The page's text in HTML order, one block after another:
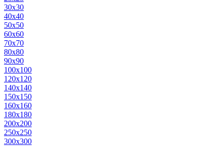
30х30
40х40
50х50
60х60
70х70
80х80
90х90
100х100
120х120
140х140
150х150
160х160
180х180
200х200
250х250
300х300